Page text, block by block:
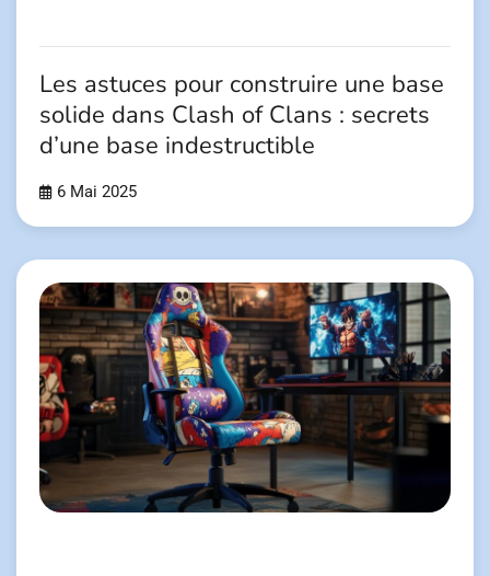
Les astuces pour construire une base
solide dans Clash of Clans : secrets
d’une base indestructible
6 Mai 2025